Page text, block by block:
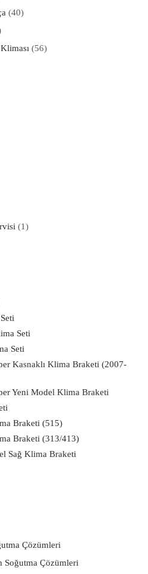
(40)
(56)
(1)
Seti
Seti
Kasnaklı Klima Braketi (2007-
Yeni Model Klima Braketi
Braketi (515)
Braketi (313/413)
Sağ Klima Braketi
Çözümleri
Çözümleri